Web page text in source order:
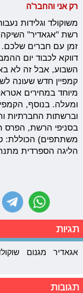
רק אני והחבר'ה
משוקולד וגלידות
רשת "אגאדיר" השיקה
זמן עם חברים שלכם.
דווקא לכבוד יום
השבוע, אבל זה לא
מיוחד במחירים
ומעלה. בנוסף,
וברשתות החברתיות
משתתפים) הכוללת:
הליגה הספרדית
תגיות
אגאדיר מגנום
תגובות